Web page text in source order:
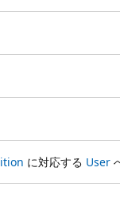
に対応する User